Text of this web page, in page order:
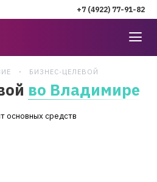
+7 (4922) 77-91-82
БИЗНЕС-ЦЕЛЕВОЙ
во Владимире
основных средств